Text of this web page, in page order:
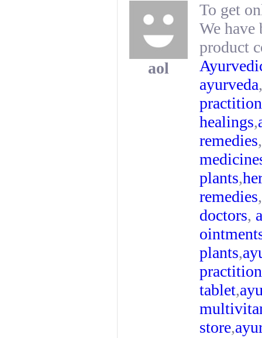
aol
To get
We have
product
ayurveda,
healings,
remedies,
plants,
remedies,
doctors,
plants,
tablet,
store,